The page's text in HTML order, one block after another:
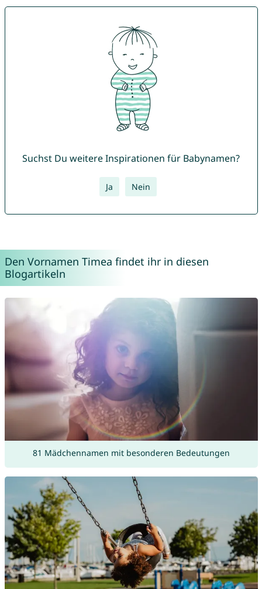
Suchst Du weitere Inspirationen für Babynamen?
Ja Nein
Den Vornamen Timea findet ihr in diesen
Blogartikeln
81 Mädchennamen mit besonderen Bedeutungen